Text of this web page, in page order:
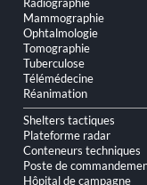
Radiographie
Mammographie
Ophtalmologie
Tomographie
Tuberculose
Télémédecine
Réanimation
Shelters tactiques
Plateforme radar
Conteneurs techniques
Poste de
Hôpital de campagne